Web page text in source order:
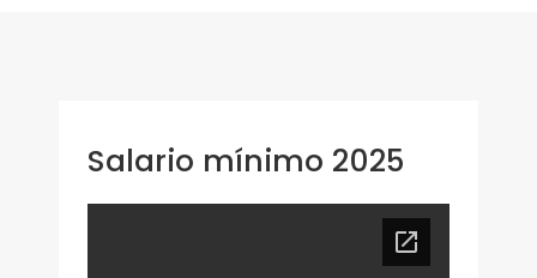
Salario mínimo 2025